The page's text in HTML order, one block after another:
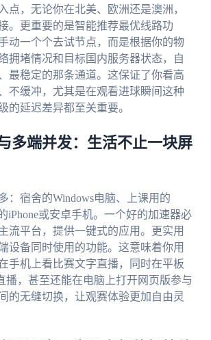
点，无论你在北美、欧洲还是澳洲，
。更重要的是智能推荐最优线路功
动一个个去试节点，而是根据你的物
拥堵情况和目标国内服务器状态，自
最稳定的那条通道。这保证了你看高
不缓冲，尤其是在观看进球瞬间这种
的延迟差异都至关重要。
多端并发：生活不止一块屏
：宿舍的Windows电脑、上课用的
iPhone或安卓手机。一个好的加速器必
流平台，提供一键式的应用。更实用
设备同时使用的功能。这意味着你用
手机上看比赛文字直播，同时在平板
播，甚至还能在电脑上打开网页版参与
的无缝切换，让观赛体验更加自由灵